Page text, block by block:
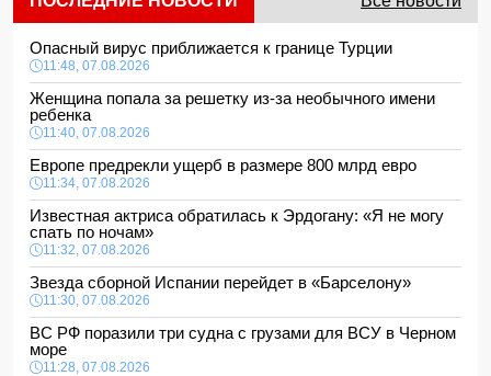
Опасный вирус приближается к границе Турции
11:48, 07.08.2026
Женщина попала за решетку из-за необычного имени
ребенка
11:40, 07.08.2026
Европе предрекли ущерб в размере 800 млрд евро
11:34, 07.08.2026
Известная актриса обратилась к Эрдогану: «Я не могу
спать по ночам»
11:32, 07.08.2026
Звезда сборной Испании перейдет в «Барселону»
11:30, 07.08.2026
ВС РФ поразили три судна с грузами для ВСУ в Черном
море
11:28, 07.08.2026